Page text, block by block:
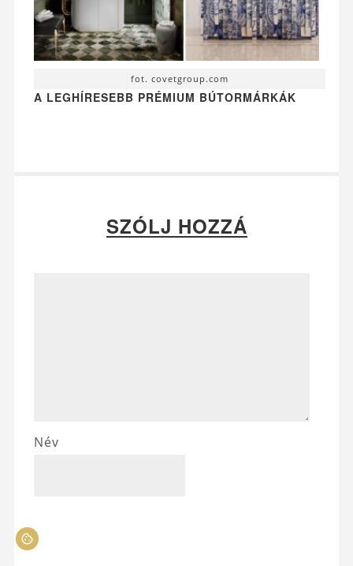
fot. covetgroup.com
A LEGHÍRESEBB PRÉMIUM BÚTORMÁRKÁK
SZÓLJ HOZZÁ
Név